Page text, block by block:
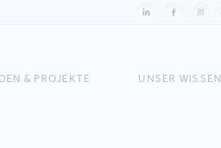
& PROJEKTE UNSER WISSEN